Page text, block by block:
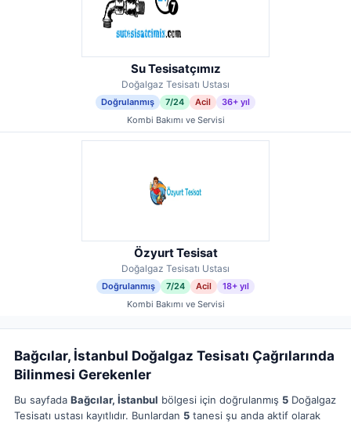
Su Tesisatçımız
Doğalgaz Tesisatı Ustası
Doğrulanmış 7/24 Acil
36+ yıl
Kombi Bakımı ve Servisi
Özyurt Tesisat
Doğalgaz Tesisatı Ustası
Doğrulanmış 7/24 Acil
18+ yıl
Kombi Bakımı ve Servisi
Bağcılar, İstanbul Doğalgaz Tesisatı Çağrılarında
Bilinmesi Gerekenler
Bu sayfada Bağcılar, İstanbul bölgesi için doğrulanmış 5 Doğalgaz
Tesisatı ustası kayıtlıdır. Bunlardan 5 tanesi şu anda aktif olarak